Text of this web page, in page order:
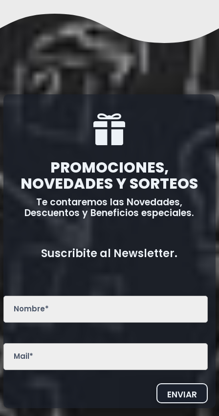

PROMOCIONES,
NOVEDADES Y SORTEOS
Te contaremos las Novedades,
Descuentos y Beneficios especiales.
Suscribite al Newsletter.
ENVIAR